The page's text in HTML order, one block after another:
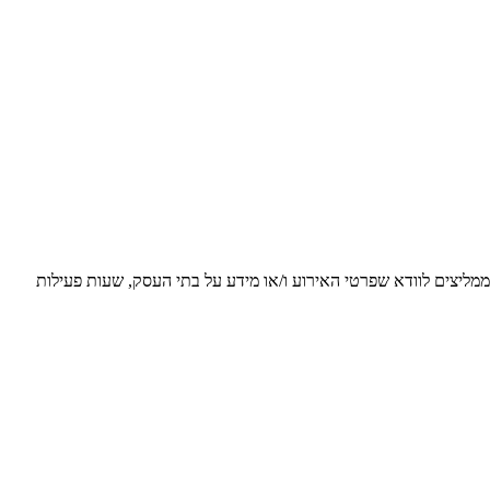
לוודא שפרטי האירוע ו/או מידע על בתי העסק, שעות פעילות